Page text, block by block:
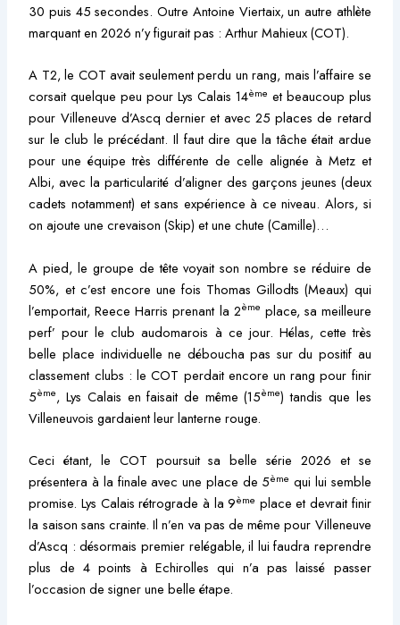
30 puis 45 secondes. Outre Antoine Viertaix, un autre athlète
marquant en 2026 n’y figurait pas : Arthur Mahieux (COT).
A T2, le COT avait seulement perdu un rang, mais l’affaire se
corsait quelque peu pour Lys Calais 14ème et beaucoup plus
pour Villeneuve d’Ascq dernier et avec 25 places de retard
sur le club le précédant. Il faut dire que la tâche était ardue
pour une équipe très différente de celle alignée à Metz et
Albi, avec la particularité d’aligner des garçons jeunes (deux
cadets notamment) et sans expérience à ce niveau. Alors, si
on ajoute une crevaison (Skip) et une chute (Camille)…
A pied, le groupe de tête voyait son nombre se réduire de
50%, et c’est encore une fois Thomas Gillodts (Meaux) qui
l’emportait, Reece Harris prenant la 2ème place, sa meilleure
perf’ pour le club audomarois à ce jour. Hélas, cette très
belle place individuelle ne déboucha pas sur du positif au
classement clubs : le COT perdait encore un rang pour finir
5ème, Lys Calais en faisait de même (15ème) tandis que les
Villeneuvois gardaient leur lanterne rouge.
Ceci étant, le COT poursuit sa belle série 2026 et se
présentera à la finale avec une place de 5ème qui lui semble
promise. Lys Calais rétrograde à la 9ème place et devrait finir
la saison sans crainte. Il n’en va pas de même pour Villeneuve
d’Ascq : désormais premier relégable, il lui faudra reprendre
plus de 4 points à Echirolles qui n’a pas laissé passer
l’occasion de signer une belle étape.